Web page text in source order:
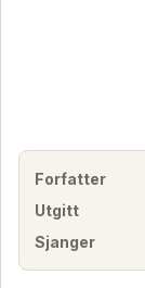
Forfatter
Utgitt
Sjanger